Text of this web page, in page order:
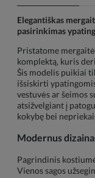
Elegantiškas
pasirinkimas
Pristatome
komplektą, kuris
Šis modelis puikiai
išsiskirti
vestuvės ar šeimos
atsižvelgiant į
kokybę bei
Modernus
Pagrindinis
Vienos sagos